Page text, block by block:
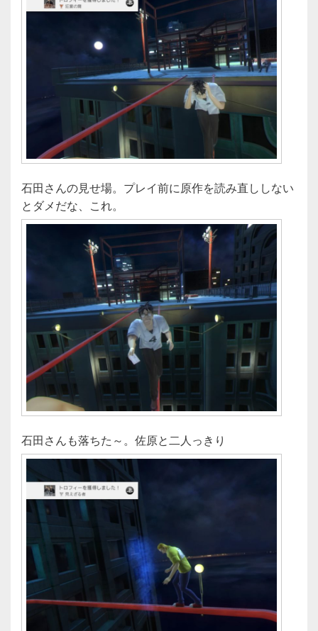
石田さんの見せ場。プレイ前に原作を読み直ししない
とダメだな、これ。
石田さんも落ちた～。佐原と二人っきり